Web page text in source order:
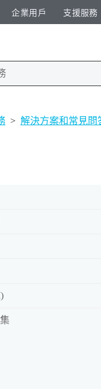
企業用戶 支援服務
> 解決方案和常見問